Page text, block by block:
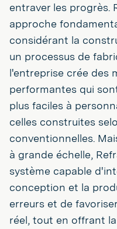
entraver les progrès.
approche
considérant la
un processus de
l'entreprise crée des
performantes qui
plus faciles à
celles construites
conventionnelles.
à grande échelle,
système capable
conception et la
erreurs et de
réel, tout en offrant